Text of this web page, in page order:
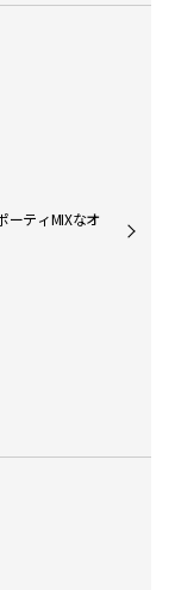
ーティMIXなオ